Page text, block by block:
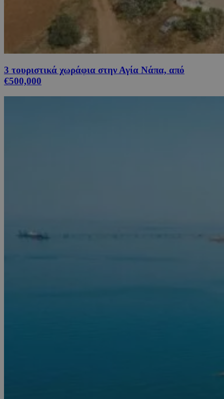
3 τουριστικά χωράφια στην Αγία Νάπα, από
€500,000